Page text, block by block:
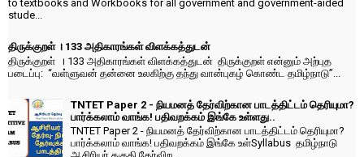
to textbooks and Workbooks for all government and government-aided
stude...
திருக்குறள் । 133 அதிகாரங்கள் விளக்கத்துடன்
திருக்குறள் । 133 அதிகாரங்கள் விளக்கத்துடன் திருக்குறள் என்னும் அற்புத
படைப்பு: “வள்ளுவன் தன்னை உலகிற்கு தந்து வான்புகழ் கொண்ட தமிழ்நாடு”...
TNTET Paper 2 - நியமனத் தேர்விற்கான பாடத்திட்டம் தெரியுமா?
பார்க்கலாம் வாங்க! பதிவறக்கம் இங்கே உள்ளது..
TNTET Paper 2 - நியமனத் தேர்விற்கான பாடத்திட்டம் தெரியுமா?
பார்க்கலாம் வாங்க! பதிவறக்கம் இங்கே உள்Syllabus தமிழ்நாடு